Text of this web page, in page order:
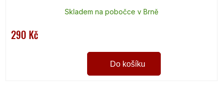
Skladem na pobočce v Brně
290 Kč
Do košíku